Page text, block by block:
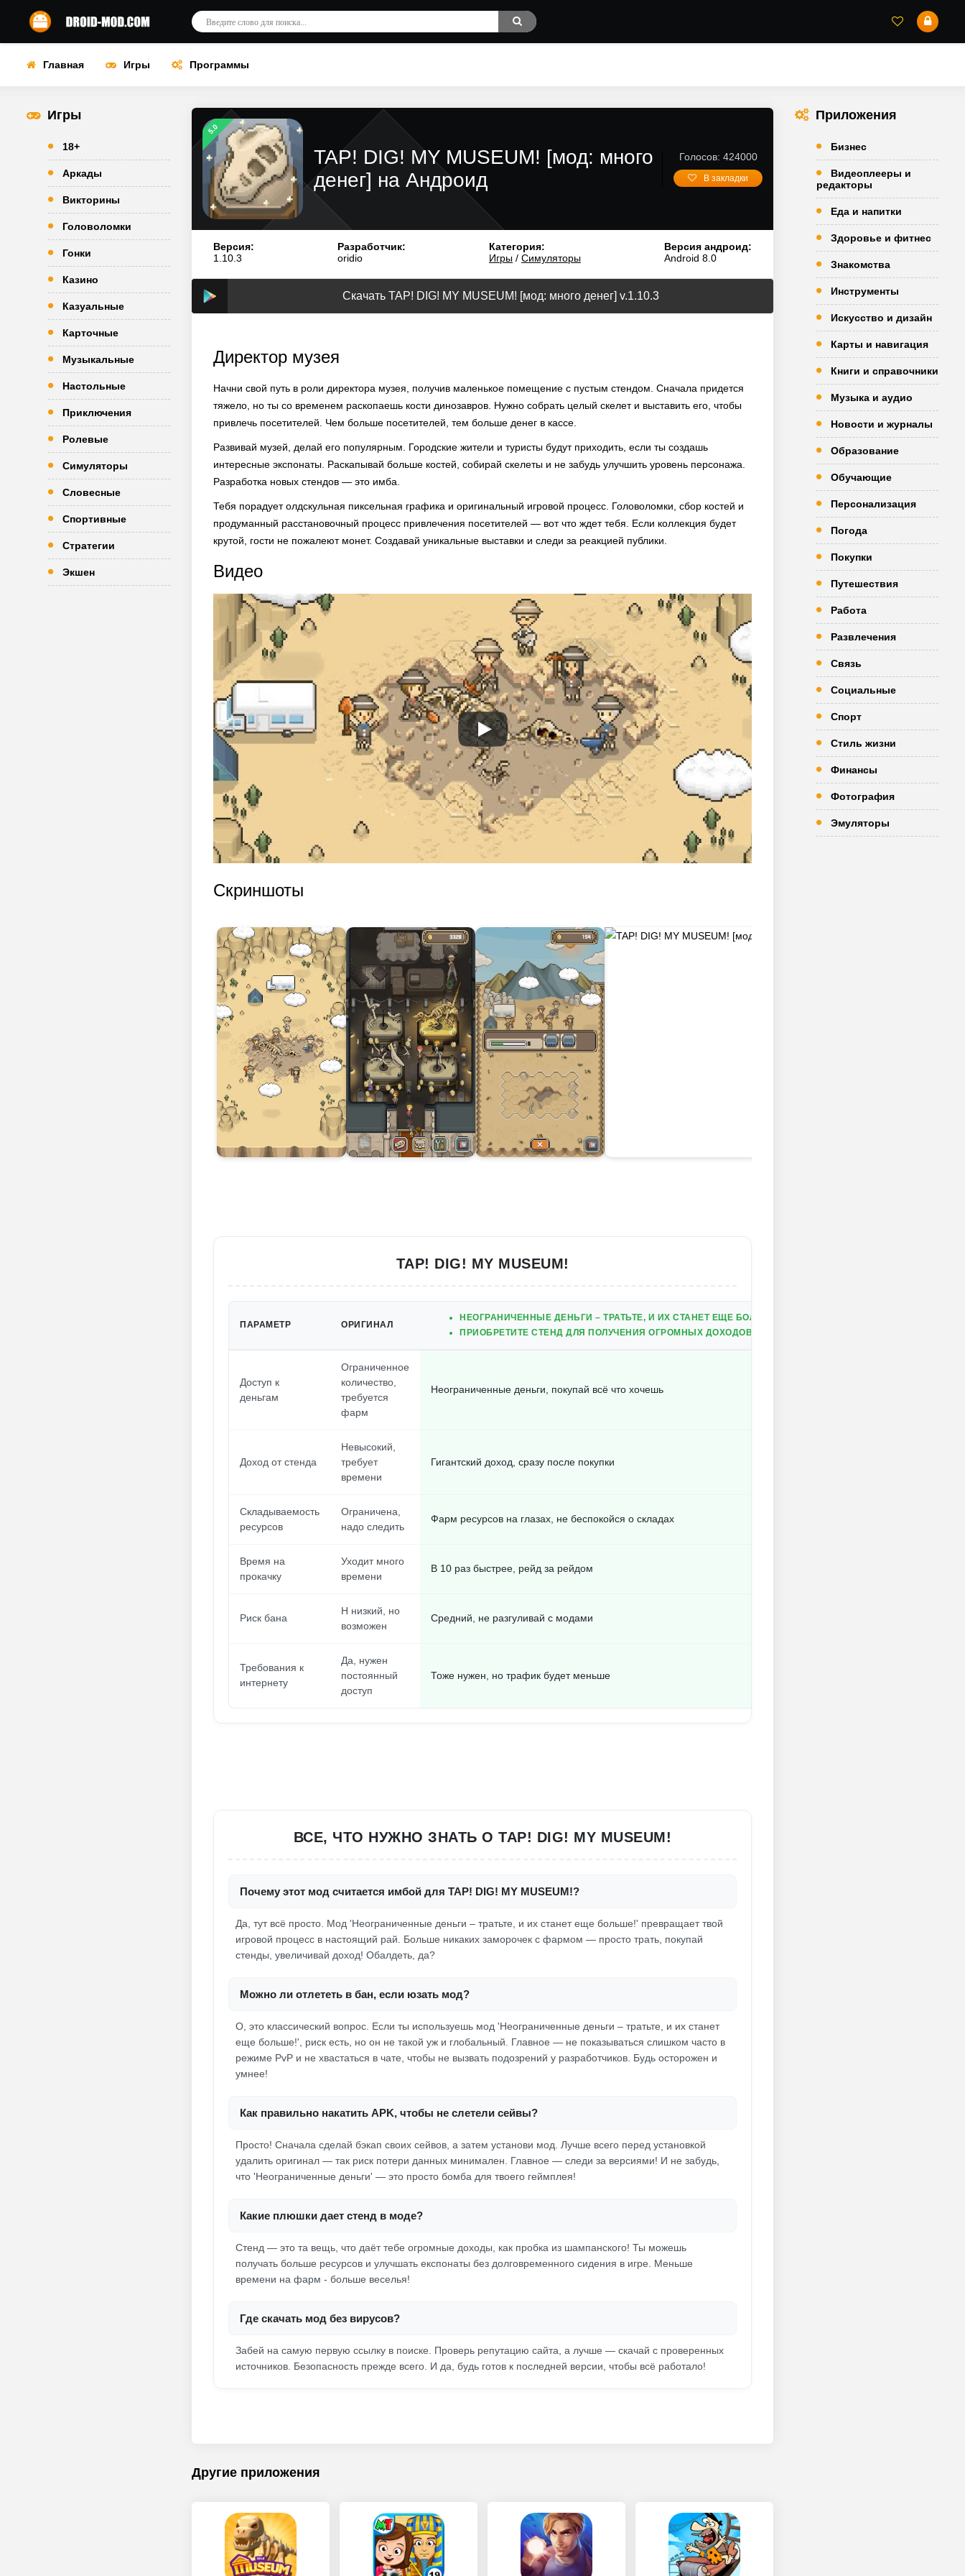
Главная Игры Программы
Игры
18+
Аркады
Викторины
Головоломки
Гонки
Казино
Казуальные
Карточные
Музыкальные
Настольные
Приключения
Ролевые
Симуляторы
Словесные
Спортивные
Стратегии
Экшен
5.0
TAP! DIG! MY MUSEUM! [мод: много
денег] на Андроид
Голосов: 424000
В закладки
Версия:
1.10.3
Разработчик:
oridio
Категория:
Игры / Симуляторы
Версия андроид:
Android 8.0
Скачать TAP! DIG! MY MUSEUM! [мод: много денег] v.1.10.3
Директор музея
Начни свой путь в роли директора музея, получив маленькое помещение с пустым стендом. Сначала придется
тяжело, но ты со временем раскопаешь кости динозавров. Нужно собрать целый скелет и выставить его, чтобы
привлечь посетителей. Чем больше посетителей, тем больше денег в кассе.
Развивай музей, делай его популярным. Городские жители и туристы будут приходить, если ты создашь
интересные экспонаты. Раскапывай больше костей, собирай скелеты и не забудь улучшить уровень персонажа.
Разработка новых стендов — это имба.
Тебя порадует олдскульная пиксельная графика и оригинальный игровой процесс. Головоломки, сбор костей и
продуманный расстановочный процесс привлечения посетителей — вот что ждет тебя. Если коллекция будет
крутой, гости не пожалеют монет. Создавай уникальные выставки и следи за реакцией публики.
Видео
Скриншоты
TAP! DIG! MY MUSEUM!
ПАРАМЕТР ОРИГИНАЛ
НЕОГРАНИЧЕННЫЕ ДЕНЬГИ – ТРАТЬТЕ, И ИХ СТАНЕТ ЕЩЕ БОЛЬШЕ!
ПРИОБРЕТИТЕ СТЕНД ДЛЯ ПОЛУЧЕНИЯ ОГРОМНЫХ ДОХОДОВ.
Доступ к
деньгам
Ограниченное
количество,
требуется
фарм
Неограниченные деньги, покупай всё что хочешь
Доход от стенда
Невысокий,
требует
времени
Гигантский доход, сразу после покупки
Складываемость
ресурсов
Ограничена,
надо следить
Фарм ресурсов на глазах, не беспокойся о складах
Время на
прокачку
Уходит много
времени
В 10 раз быстрее, рейд за рейдом
Риск бана
Н низкий, но
возможен
Средний, не разгуливай с модами
Требования к
интернету
Да, нужен
постоянный
доступ
Тоже нужен, но трафик будет меньше
ВСЕ, ЧТО НУЖНО ЗНАТЬ О TAP! DIG! MY MUSEUM!
Почему этот мод считается имбой для TAP! DIG! MY MUSEUM!?
Да, тут всё просто. Мод 'Неограниченные деньги – тратьте, и их станет еще больше!' превращает твой
игровой процесс в настоящий рай. Больше никаких заморочек с фармом — просто трать, покупай
стенды, увеличивай доход! Обалдеть, да?
Можно ли отлететь в бан, если юзать мод?
О, это классический вопрос. Если ты используешь мод 'Неограниченные деньги – тратьте, и их станет
еще больше!', риск есть, но он не такой уж и глобальный. Главное — не показываться слишком часто в
режиме PvP и не хвастаться в чате, чтобы не вызвать подозрений у разработчиков. Будь осторожен и
умнее!
Как правильно накатить APK, чтобы не слетели сейвы?
Просто! Сначала сделай бэкап своих сейвов, а затем установи мод. Лучше всего перед установкой
удалить оригинал — так риск потери данных минимален. Главное — следи за версиями! И не забудь,
что 'Неограниченные деньги' — это просто бомба для твоего геймплея!
Какие плюшки дает стенд в моде?
Стенд — это та вещь, что даёт тебе огромные доходы, как пробка из шампанского! Ты можешь
получать больше ресурсов и улучшать експонаты без долговременного сидения в игре. Меньше
времени на фарм - больше веселья!
Где скачать мод без вирусов?
Забей на самую первую ссылку в поиске. Проверь репутацию сайта, а лучше — скачай с проверенных
источников. Безопасность прежде всего. И да, будь готов к последней версии, чтобы всё работало!
Другие приложения
Приложения
Бизнес
Видеоплееры и
редакторы
Еда и напитки
Здоровье и фитнес
Знакомства
Инструменты
Искусство и дизайн
Карты и навигация
Книги и справочники
Музыка и аудио
Новости и журналы
Образование
Обучающие
Персонализация
Погода
Покупки
Путешествия
Работа
Развлечения
Связь
Социальные
Спорт
Стиль жизни
Финансы
Фотография
Эмуляторы